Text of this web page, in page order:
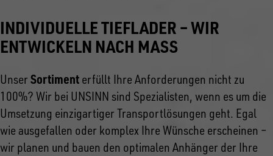
INDIVIDUELLE TIEFLADER – WIR
ENTWICKELN NACH MASS
UnserSortiment erfüllt Ihre Anforderungen nicht zu
100%? Wir bei UNSINN sind Spezialisten, wenn es um die
Umsetzung einzigartiger Transportlösungen geht. Egal
wie ausgefallen oder komplex Ihre Wünsche erscheinen –
wir planen und bauen den optimalen Anhänger der Ihre